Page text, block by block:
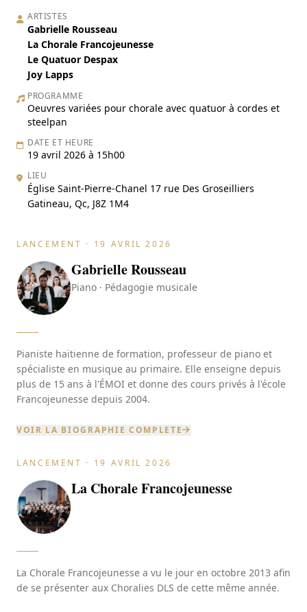
ARTISTES
Gabrielle Rousseau
La Chorale Francojeunesse
Le Quatuor Despax
Joy Lapps
PROGRAMME
Oeuvres variées pour chorale avec quatuor à cordes et
steelpan
DATE ET HEURE
19 avril 2026 à 15h00
LIEU
Église Saint-Pierre-Chanel 17 rue Des Groseilliers
Gatineau, Qc, J8Z 1M4
LANCEMENT · 19 AVRIL 2026
Gabrielle Rousseau
Piano · Pédagogie musicale
Pianiste haïtienne de formation, professeur de piano et
spécialiste en musique au primaire. Elle enseigne depuis
plus de 15 ans à l'ÉMOI et donne des cours privés à l'école
Francojeunesse depuis 2004.
VOIR LA BIOGRAPHIE COMPLETE
LANCEMENT · 19 AVRIL 2026
La Chorale Francojeunesse
La Chorale Francojeunesse a vu le jour en octobre 2013 afin
de se présenter aux Choralies DLS de cette même année.